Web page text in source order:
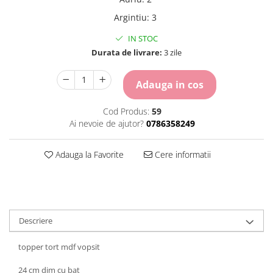
Hartie Glasata
Creioane automate , mine
Creioane grafice
Cu stergere
Stilouri
Laminatoare si accesorii
Liniare , truse geometrie
Lipici
Argintiu: 3
IN STOC
Durata de livrare: 3 zile
Adauga in cos
Cod Produs: 59
Ai nevoie de ajutor? 0786358249
Adauga la Favorite Cere informatii
Descriere
topper tort mdf vopsit
24 cm dim cu bat